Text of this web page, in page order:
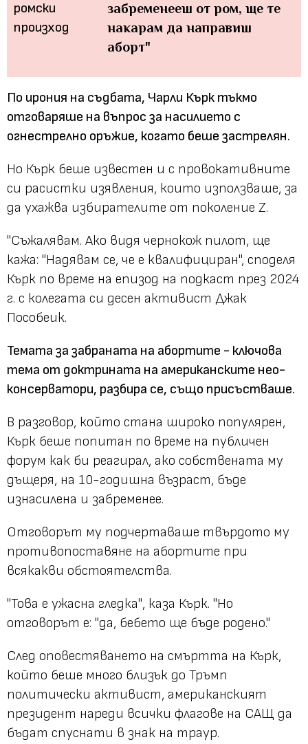
забременееш от ром, ще те
накарам да направиш
аборт"
По ирония на съдбата, Чарли Кърк тъкмо
отговаряше на въпрос за насилието с
огнестрелно оръжие, когато беше застрелян.
Но Кърк беше известен и с провокативните
си расистки изявления, които използваше, за
да ухажва избирателите от поколение Z.
"Съжалявам. Ако видя чернокож пилот, ще
кажа: "Надявам се, че е квалифициран", споделя
Кърк по време на епизод на подкаст през 2024
г. с колегата си десен активист Джак
Пособеик.
Темата за забраната на абортите - ключова
тема от доктрината на американските нео-
консерватори, разбира се, също присъстваше.
В разговор, който стана широко популярен,
Кърк беше попитан по време на публичен
форум как би реагирал, ако собствената му
дъщеря, на 10-годишна възраст, бъде
изнасилена и забременее.
Отговорът му подчертаваше твърдото му
противопоставяне на абортите при
всякакви обстоятелства.
"Това е ужасна гледка", каза Кърк. "Но
отговорът е: "да, бебето ще бъде родено."
След оповестяването на смъртта на Кърк,
който беше много близък до Тръмп
политически активист, американският
президент нареди всички флагове на САЩ да
бъдат спуснати в знак на траур.